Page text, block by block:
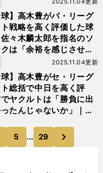
球】高木豊がパ・リーグ
戦略を高く評価した球
々木麟太郎を指名のソ
は「余裕を感じさせ
ソフトバンク・日ハム・
ス」編
球】高木豊がセ・リーグ
総括で中日を高く評
ヤクルトは「勝負に出
たんじゃないか」｜
2025.11.04更新
5 ... 29